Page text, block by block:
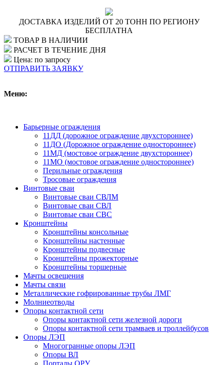
ДОСТАВКА ИЗДЕЛИЙ ОТ 20 ТОНН ПО РЕГИОНУ
БЕСПЛАТНА
ТОВАР В НАЛИЧИИ
РАСЧЕТ В ТЕЧЕНИЕ ДНЯ
Цена: по запросу
ОТПРАВИТЬ ЗАЯВКУ
Меню:
Барьерные ограждения
11ДД (дорожное ограждение двухстороннее)
11ДО (Дорожное ограждение одностороннее)
11МД (мостовое ограждение двухстороннее)
11МО (мостовое ограждение одностороннее)
Перильные ограждения
Тросовые ограждения
Винтовые сваи
Винтовые сваи СВЛМ
Винтовые сваи СВЛ
Винтовые сваи СВС
Кронштейны
Кронштейны консольные
Кронштейны настенные
Кронштейны подвесные
Кронштейны прожекторные
Кронштейны торшерные
Мачты освещения
Мачты связи
Металлические гофрированные трубы ЛМГ
Молниеотводы
Опоры контактной сети
Опоры контактной сети железной дороги
Опоры контактной сети трамваев и троллейбусов
Опоры ЛЭП
Многогранные опоры ЛЭП
Опоры ВЛ
Порталы ОРУ